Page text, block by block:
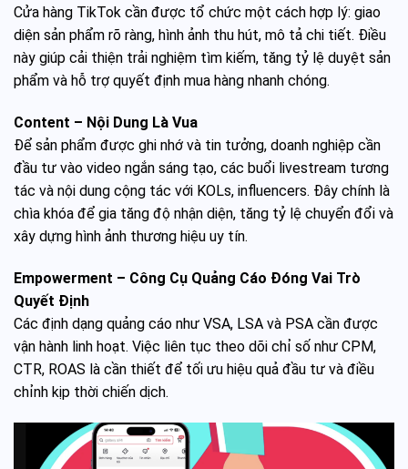
Cửa hàng TikTok cần được tổ chức một cách hợp lý: giao
diện sản phẩm rõ ràng, hình ảnh thu hút, mô tả chi tiết. Điều
này giúp cải thiện trải nghiệm tìm kiếm, tăng tỷ lệ duyệt sản
phẩm và hỗ trợ quyết định mua hàng nhanh chóng.
Content – Nội Dung Là Vua
Để sản phẩm được ghi nhớ và tin tưởng, doanh nghiệp cần
đầu tư vào video ngắn sáng tạo, các buổi livestream tương
tác và nội dung cộng tác với KOLs, influencers. Đây chính là
chìa khóa để gia tăng độ nhận diện, tăng tỷ lệ chuyển đổi và
xây dựng hình ảnh thương hiệu uy tín.
Empowerment – Công Cụ Quảng Cáo Đóng Vai Trò
Quyết Định
Các định dạng quảng cáo như VSA, LSA và PSA cần được
vận hành linh hoạt. Việc liên tục theo dõi chỉ số như CPM,
CTR, ROAS là cần thiết để tối ưu hiệu quả đầu tư và điều
chỉnh kịp thời chiến dịch.